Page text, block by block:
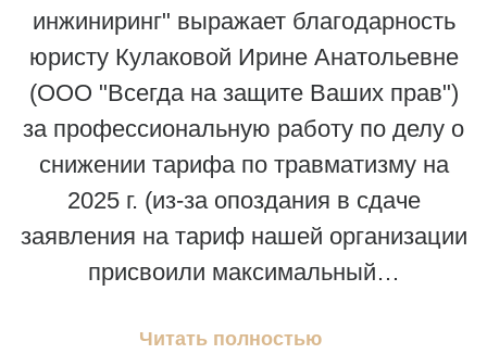
инжиниринг" выражает благодарность
юристу Кулаковой Ирине Анатольевне
(ООО "Всегда на защите Ваших прав")
за профессиональную работу по делу о
снижении тарифа по травматизму на
2025 г. (из-за опоздания в сдаче
заявления на тариф нашей организации
присвоили максимальный…
Читать полностью